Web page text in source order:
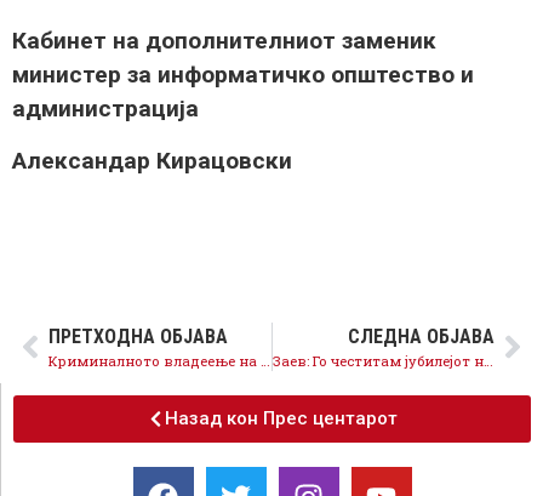
Кабинет на дополнителниот заменик
министер за информатичко општество и
администрација
Александар Кирацовски
ПРЕТХОДНА ОБЈАВА
Криминалното владеење на Никола Груевски ги уништи земјоделците
СЛЕДНА ОБЈАВА
Заев: Го честитам јубилeјот на СДСМ, годинава следи и роденденот на слободна Македонија!
Назад кон Прес центарот